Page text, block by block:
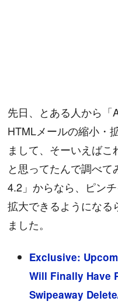
先日、とある人から「
HTMLメールの縮小・
まして、そーいえば
と思ってたんで調べ
4.2」からなら、ピン
拡大できるようになる
ました。
Exclusive:
Will Finally Have
Swipeaway